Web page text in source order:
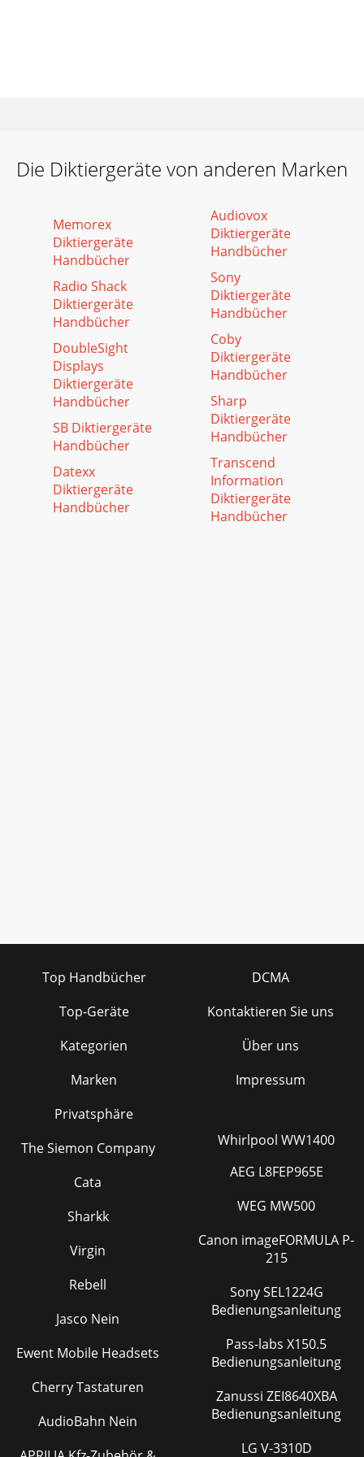
Die Diktiergeräte von anderen Marken
Memorex
Diktiergeräte
Handbücher
Radio Shack
Diktiergeräte
Handbücher
DoubleSight
Displays
Diktiergeräte
Handbücher
SB Diktiergeräte
Handbücher
Datexx
Diktiergeräte
Handbücher
Audiovox
Diktiergeräte
Handbücher
Sony
Diktiergeräte
Handbücher
Coby
Diktiergeräte
Handbücher
Sharp
Diktiergeräte
Handbücher
Transcend
Information
Diktiergeräte
Handbücher
Top Handbücher
Top-Geräte
Kategorien
Marken
Privatsphäre
DCMA
Kontaktieren Sie uns
Über uns
Impressum
The Siemon Company
Cata
Sharkk
Virgin
Rebell
Jasco Nein
Ewent Mobile Headsets
Cherry Tastaturen
AudioBahn Nein
Whirlpool WW1400
AEG L8FEP965E
WEG MW500
Canon imageFORMULA P-
215
Sony SEL1224G
Bedienungsanleitung
Pass-labs X150.5
Bedienungsanleitung
Zanussi ZEI8640XBA
Bedienungsanleitung
LG V-3310D